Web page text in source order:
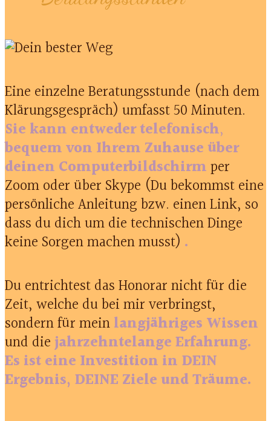
Eine einzelne Beratungsstunde (nach dem
Klärungsgespräch) umfasst 50 Minuten.
Sie kann entweder telefonisch,
bequem von Ihrem Zuhause über
deinen Computerbildschirmper
Zoom oder über Skype (Du bekommst eine
persönliche Anleitung bzw. einen Link, so
dass du dich um die technischen Dinge
keine Sorgen machen musst) .
Du entrichtest das Honorar nicht für die
Zeit, welche du bei mir verbringst,
sondern für meinlangjähriges Wissen
und diejahrzehntelange Erfahrung.
Es ist eine Investition in DEIN
Ergebnis, DEINE Ziele und Träume.